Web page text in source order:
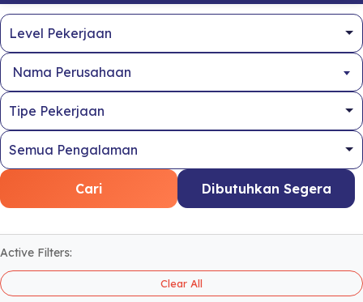
Nama Perusahaan
Cari Dibutuhkan Segera
Active Filters:
Clear All